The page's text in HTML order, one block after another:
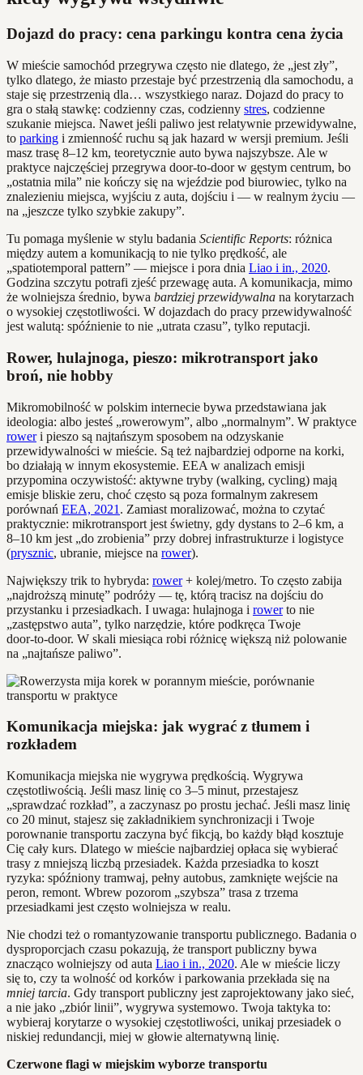
Dojazd do pracy: cena parkingu kontra cena życia
W mieście samochód przegrywa często nie dlatego, że „jest zły”,
tylko dlatego, że miasto przestaje być przestrzenią dla samochodu, a
staje się przestrzenią dla… wszystkiego naraz. Dojazd do pracy to
gra o stałą stawkę: codzienny czas, codzienny stres, codzienne
szukanie miejsca. Nawet jeśli paliwo jest relatywnie przewidywalne,
to parking i zmienność ruchu są jak hazard w wersji premium. Jeśli
masz trasę 8–12 km, teoretycznie auto bywa najszybsze. Ale w
praktyce najczęściej przegrywa door‑to‑door w gęstym centrum, bo
„ostatnia mila” nie kończy się na wjeździe pod biurowiec, tylko na
znalezieniu miejsca, wyjściu z auta, dojściu i — w realnym życiu —
na „jeszcze tylko szybkie zakupy”.
Tu pomaga myślenie w stylu badania Scientific Reports: różnica
między autem a komunikacją to nie tylko prędkość, ale
„spatiotemporal pattern” — miejsce i pora dnia Liao i in., 2020.
Godzina szczytu potrafi zjeść przewagę auta. A komunikacja, mimo
że wolniejsza średnio, bywa bardziej przewidywalna na korytarzach
o wysokiej częstotliwości. W dojazdach do pracy przewidywalność
jest walutą: spóźnienie to nie „utrata czasu”, tylko reputacji.
Rower, hulajnoga, pieszo: mikrotransport jako
broń, nie hobby
Mikromobilność w polskim internecie bywa przedstawiana jak
ideologia: albo jesteś „rowerowym”, albo „normalnym”. W praktyce
roweri pieszo są najtańszym sposobem na odzyskanie
przewidywalności w mieście. Są też najbardziej odporne na korki,
bo działają w innym ekosystemie. EEA w analizach emisji
przypomina oczywistość: aktywne tryby (walking, cycling) mają
emisje bliskie zeru, choć często są poza formalnym zakresem
porównań EEA, 2021 . Zamiast moralizować, można to czytać
praktycznie: mikrotransport jest świetny, gdy dystans to 2–6 km, a
8–10 km jest „do zrobienia” przy dobrej infrastrukturze i logistyce
(prysznic, ubranie, miejsce na rower).
Największy trik to hybryda: rower+ kolej/metro. To często zabija
„najdroższą minutę” podróży — tę, którą tracisz na dojściu do
przystanku i przesiadkach. I uwaga: hulajnoga i rowerto nie
„zastępstwo auta”, tylko narzędzie, które podkręca Twoje
door‑to‑door. W skali miesiąca robi różnicę większą niż polowanie
na „najtańsze paliwo”.
Komunikacja miejska: jak wygrać z tłumem i
rozkładem
Komunikacja miejska nie wygrywa prędkością. Wygrywa
częstotliwością. Jeśli masz linię co 3–5 minut, przestajesz
„sprawdzać rozkład”, a zaczynasz po prostu jechać. Jeśli masz linię
co 20 minut, stajesz się zakładnikiem synchronizacji i Twoje
porownanie transportu zaczyna być fikcją, bo każdy błąd kosztuje
Cię cały kurs. Dlatego w mieście najbardziej opłaca się wybierać
trasy z mniejszą liczbą przesiadek. Każda przesiadka to koszt
ryzyka: spóźniony tramwaj, pełny autobus, zamknięte wejście na
peron, remont. Wbrew pozorom „szybsza” trasa z trzema
przesiadkami jest często wolniejsza w realu.
Nie chodzi też o romantyzowanie transportu publicznego. Badania o
dysproporcjach czasu pokazują, że transport publiczny bywa
znacząco wolniejszy od auta Liao i in., 2020. Ale w mieście liczy
się to, czy ta wolność od korków i parkowania przekłada się na
mniej tarcia. Gdy transport publiczny jest zaprojektowany jako sieć,
a nie jako „zbiór linii”, wygrywa systemowo. Twoja taktyka to:
wybieraj korytarze o wysokiej częstotliwości, unikaj przesiadek o
niskiej redundancji, miej w głowie alternatywną linię.
Czerwone flagi w miejskim wyborze transportu